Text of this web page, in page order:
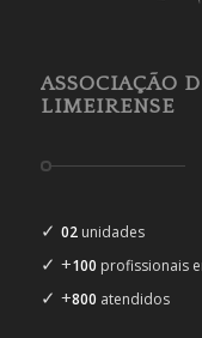
ASSOCIAÇÃO
LIMEIRENSE
✓ 02unidades
✓ +100 profissionais
✓ +800 atendidos